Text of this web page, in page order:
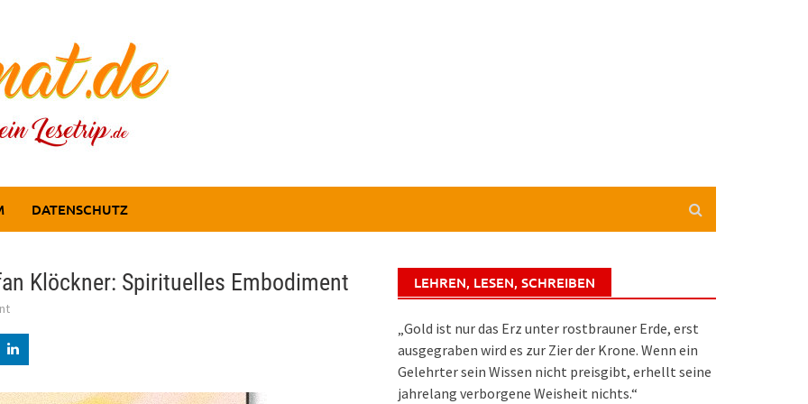
DATENSCHUTZ
Klöckner: Spirituelles Embodiment LEHREN, LESEN, SCHREIBEN
„Gold ist nur das Erz unter rostbrauner Erde, erst
ausgegraben wird es zur Zier der Krone. Wenn ein
Gelehrter sein Wissen nicht preisgibt, erhellt seine
jahrelang verborgene Weisheit nichts.“